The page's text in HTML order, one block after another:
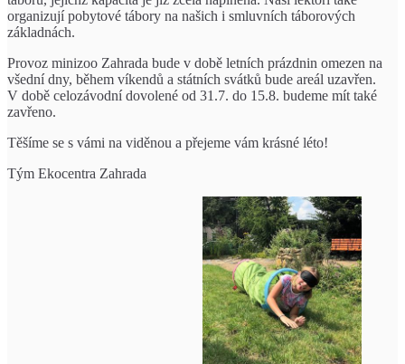
organizují pobytové tábory na našich i smluvních táborových
základnách.
Provoz minizoo Zahrada bude v době letních prázdnin omezen na
všední dny, během víkendů a státních svátků bude areál uzavřen.
V době celozávodní dovolené od 31.7. do 15.8. budeme mít také
zavřeno.
Těšíme se s vámi na viděnou a přejeme vám krásné léto!
Tým Ekocentra Zahrada